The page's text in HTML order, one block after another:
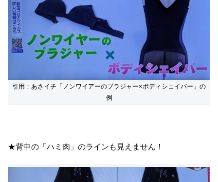
引用：あさイチ「ノンワイアーのブラジャー×ボディシェイパー」の
例
★背中の「ハミ肉」のラインも見えません！